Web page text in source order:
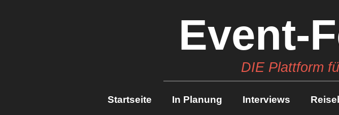
Event-
DIE Plattform
Startseite In Planung Interviews